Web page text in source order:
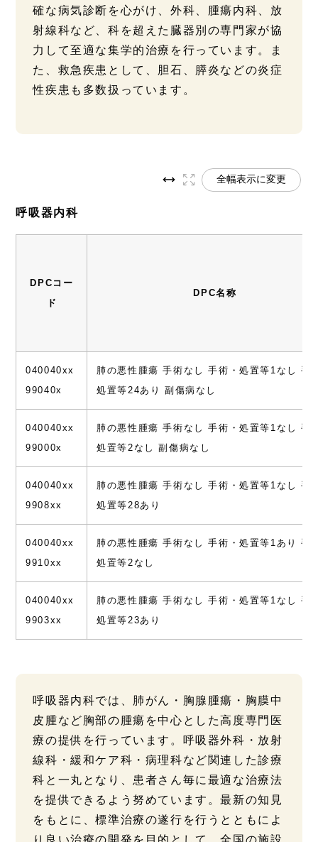
確な病気診断を心がけ、外科、腫瘍内科、放
射線科など、科を超えた臓器別の専門家が協
力して至適な集学的治療を行っています。ま
た、救急疾患として、胆石、膵炎などの炎症
性疾患も多数扱っています。
全幅表示に変更
呼吸器内科
DPCコー
ド
DPC名称
040040xx
99040x
肺の悪性腫瘍 手術なし 手術・処置等1なし 手
処置等24あり 副傷病なし
040040xx
99000x
肺の悪性腫瘍 手術なし 手術・処置等1なし 手
処置等2なし 副傷病なし
040040xx
9908xx
肺の悪性腫瘍 手術なし 手術・処置等1なし 手
処置等28あり
040040xx
9910xx
肺の悪性腫瘍 手術なし 手術・処置等1あり 手
処置等2なし
040040xx
9903xx
肺の悪性腫瘍 手術なし 手術・処置等1なし 手
処置等23あり
呼吸器内科では、肺がん・胸腺腫瘍・胸膜中
皮腫など胸部の腫瘍を中心とした高度専門医
療の提供を行っています。呼吸器外科・放射
線科・緩和ケア科・病理科など関連した診療
科と一丸となり、患者さん毎に最適な治療法
を提供できるよう努めています。最新の知見
をもとに、標準治療の遂行を行うとともによ